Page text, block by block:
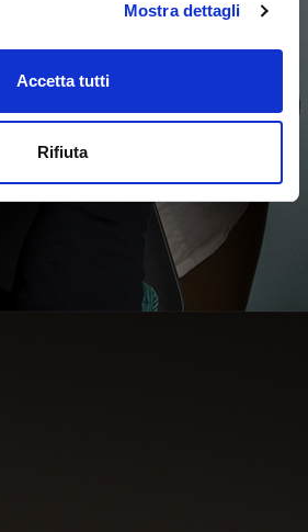
Mostra dettagli
Accetta tutti
Rifiuta